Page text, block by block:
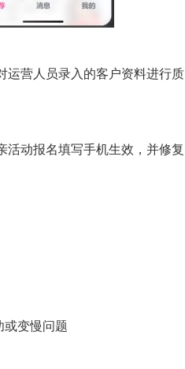
运营人员录入的客户资料进行质
活动报名填写手机生效，并修复
或变慢问题